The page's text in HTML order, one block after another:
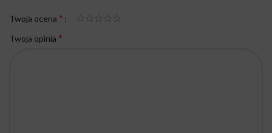
Twoja ocena *
Twoja opinia *